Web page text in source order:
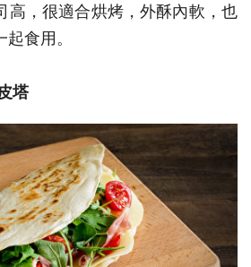
高，很適合烘烤，外酥內軟，也
食用。
塔